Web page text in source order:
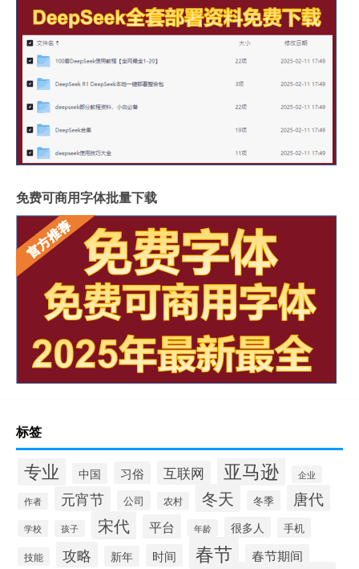
免费可商用字体批量下载
标签
专业 中国 习俗 互联网 亚马逊 企业
作者 元宵节 公司 农村 冬天 冬季 唐代
学校 孩子 宋代 平台 年龄 很多人 手机
技能 攻略 新年 时间 春节 春节期间